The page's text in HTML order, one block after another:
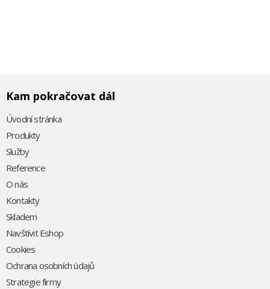
Kam pokračovat dál
Úvodní stránka
Produkty
Služby
Reference
O nás
Kontakty
Skladem
Navštívit Eshop
Cookies
Ochrana osobních údajů
Strategie firmy